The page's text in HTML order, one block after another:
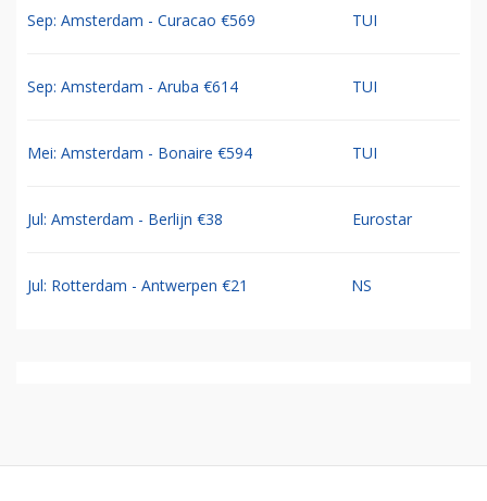
Sep: Amsterdam - Curacao €569 TUI
Sep: Amsterdam - Aruba €614 TUI
Mei: Amsterdam - Bonaire €594 TUI
Jul: Amsterdam - Berlijn €38 Eurostar
Jul: Rotterdam - Antwerpen €21 NS